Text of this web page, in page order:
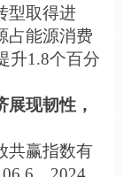
型取得进
占能源消费
升1.8个百分
展现韧性，
共赢指数有